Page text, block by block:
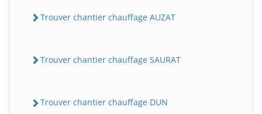
Trouver chantier chauffage AUZAT
Trouver chantier chauffage SAURAT
Trouver chantier chauffage DUN